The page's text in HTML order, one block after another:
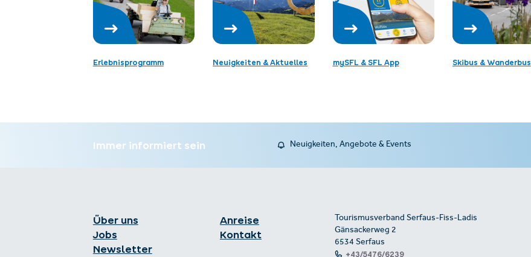
Erlebnisprogramm Neuigkeiten & Aktuelles mySFL & SFL App Skibus & Wanderbus
Immer informiert sein Neuigkeiten, Angebote & Events
Über uns
Jobs
Newsletter
Anreise
Kontakt
Tourismusverband Serfaus-Fiss-Ladis
Gänsackerweg 2
6534 Serfaus
+43/5476/6239